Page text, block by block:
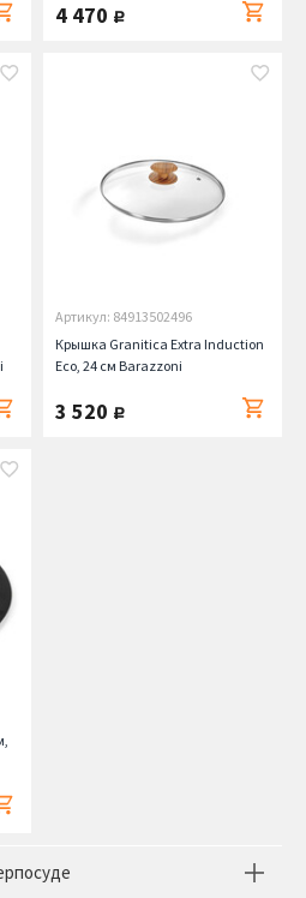
4 470 руб.
Артикул: 84913502496
Крышка Granitica Extra Induction
Eco, 24 см Barazzoni
3 520 руб.